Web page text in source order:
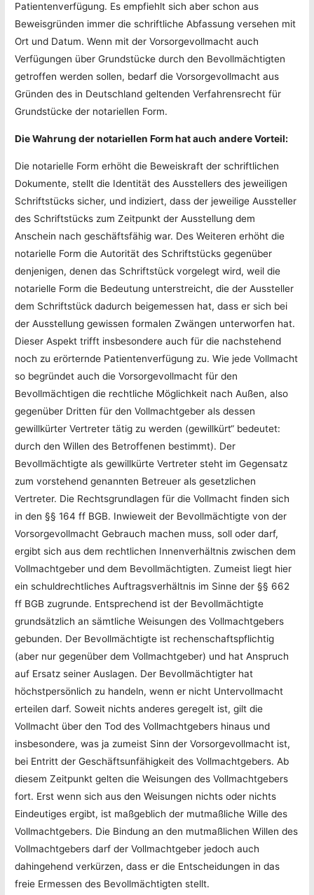
Patientenverfügung. Es empfiehlt sich aber schon aus
Beweisgründen immer die schriftliche Abfassung versehen mit
Ort und Datum. Wenn mit der Vorsorgevollmacht auch
Verfügungen über Grundstücke durch den Bevollmächtigten
getroffen werden sollen, bedarf die Vorsorgevollmacht aus
Gründen des in Deutschland geltenden Verfahrensrecht für
Grundstücke der notariellen Form.
Die Wahrung der notariellen Form hat auch andere Vorteil:
Die notarielle Form erhöht die Beweiskraft der schriftlichen
Dokumente, stellt die Identität des Ausstellers des jeweiligen
Schriftstücks sicher, und indiziert, dass der jeweilige Aussteller
des Schriftstücks zum Zeitpunkt der Ausstellung dem
Anschein nach geschäftsfähig war. Des Weiteren erhöht die
notarielle Form die Autorität des Schriftstücks gegenüber
denjenigen, denen das Schriftstück vorgelegt wird, weil die
notarielle Form die Bedeutung unterstreicht, die der Aussteller
dem Schriftstück dadurch beigemessen hat, dass er sich bei
der Ausstellung gewissen formalen Zwängen unterworfen hat.
Dieser Aspekt trifft insbesondere auch für die nachstehend
noch zu erörternde Patientenverfügung zu. Wie jede Vollmacht
so begründet auch die Vorsorgevollmacht für den
Bevollmächtigen die rechtliche Möglichkeit nach Außen, also
gegenüber Dritten für den Vollmachtgeber als dessen
gewillkürter Vertreter tätig zu werden (gewillkürt“ bedeutet:
durch den Willen des Betroffenen bestimmt). Der
Bevollmächtigte als gewillkürte Vertreter steht im Gegensatz
zum vorstehend genannten Betreuer als gesetzlichen
Vertreter. Die Rechtsgrundlagen für die Vollmacht finden sich
in den §§ 164 ff BGB. Inwieweit der Bevollmächtigte von der
Vorsorgevollmacht Gebrauch machen muss, soll oder darf,
ergibt sich aus dem rechtlichen Innenverhältnis zwischen dem
Vollmachtgeber und dem Bevollmächtigten. Zumeist liegt hier
ein schuldrechtliches Auftragsverhältnis im Sinne der §§ 662
ff BGB zugrunde. Entsprechend ist der Bevollmächtigte
grundsätzlich an sämtliche Weisungen des Vollmachtgebers
gebunden. Der Bevollmächtigte ist rechenschaftspflichtig
(aber nur gegenüber dem Vollmachtgeber) und hat Anspruch
auf Ersatz seiner Auslagen. Der Bevollmächtigter hat
höchstpersönlich zu handeln, wenn er nicht Untervollmacht
erteilen darf. Soweit nichts anderes geregelt ist, gilt die
Vollmacht über den Tod des Vollmachtgebers hinaus und
insbesondere, was ja zumeist Sinn der Vorsorgevollmacht ist,
bei Entritt der Geschäftsunfähigkeit des Vollmachtgebers. Ab
diesem Zeitpunkt gelten die Weisungen des Vollmachtgebers
fort. Erst wenn sich aus den Weisungen nichts oder nichts
Eindeutiges ergibt, ist maßgeblich der mutmaßliche Wille des
Vollmachtgebers. Die Bindung an den mutmaßlichen Willen des
Vollmachtgebers darf der Vollmachtgeber jedoch auch
dahingehend verkürzen, dass er die Entscheidungen in das
freie Ermessen des Bevollmächtigten stellt.